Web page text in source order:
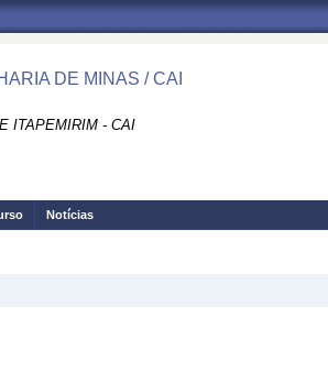
DE MINAS / CAI
ITAPEMIRIM - CAI
Notícias